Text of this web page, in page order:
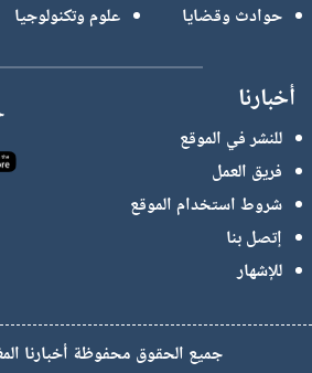
علوم وتكنولوجيا
حوادث وقضايا
أخبارنا
للنشر في الموقع
فريق العمل
شروط استخدام الموقع
إتصل بنا
للإشهار
جميع الحقوق محفوظة أخبارنا